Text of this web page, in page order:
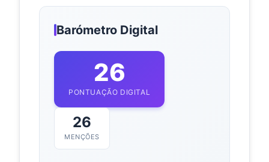
Barómetro Digital
26
PONTUAÇÃO DIGITAL
26
MENÇÕES